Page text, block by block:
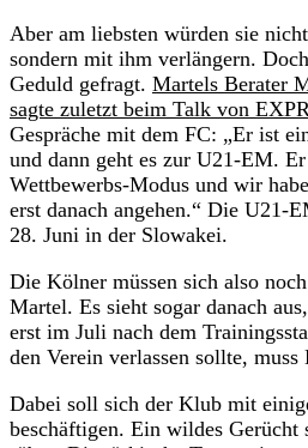
Aber am liebsten würden sie
sondern mit ihm verlängern.
Geduld gefragt. Martels Berater
sagte zuletzt beim Talk von
Gespräche mit dem FC: „Er ist
und dann geht es zur U21-EM.
Wettbewerbs-Modus und wir
erst danach angehen.“ Die U21-
28. Juni in der Slowakei.
Die Kölner müssen sich also
Martel. Es sieht sogar danach
erst im Juli nach dem
den Verein verlassen sollte,
Dabei soll sich der Klub mit
beschäftigen. Ein wildes Gerücht